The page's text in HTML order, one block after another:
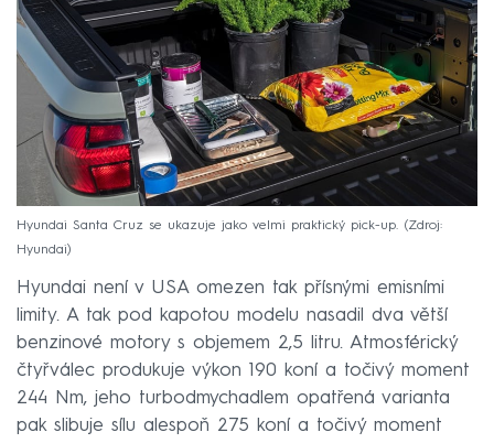
Hyundai Santa Cruz se ukazuje jako velmi praktický pick-up.
Zdroj:
Hyundai
Hyundai není v USA omezen tak přísnými emisními
limity. A tak pod kapotou modelu nasadil dva větší
benzinové motory s objemem 2,5 litru. Atmosférický
čtyřválec produkuje výkon 190 koní a točivý moment
244 Nm, jeho turbodmychadlem opatřená varianta
pak slibuje sílu alespoň 275 koní a točivý moment